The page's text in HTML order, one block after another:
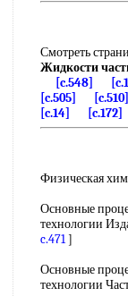
Смотреть
Жидкости
[c.548]
[c.505]
[c.510]
[c.14]
[c.172]
Физическая
Основные
технологии
c.471]
Основные
технологии